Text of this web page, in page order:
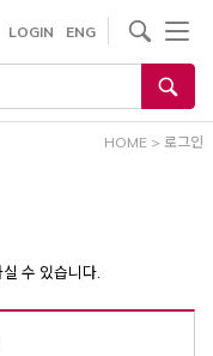
LOGIN ENG
HOME > 로그인
수 있습니다.